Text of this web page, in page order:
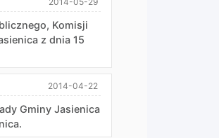
Komisji
z dnia 15
2014-04-22
Gminy Jasienica